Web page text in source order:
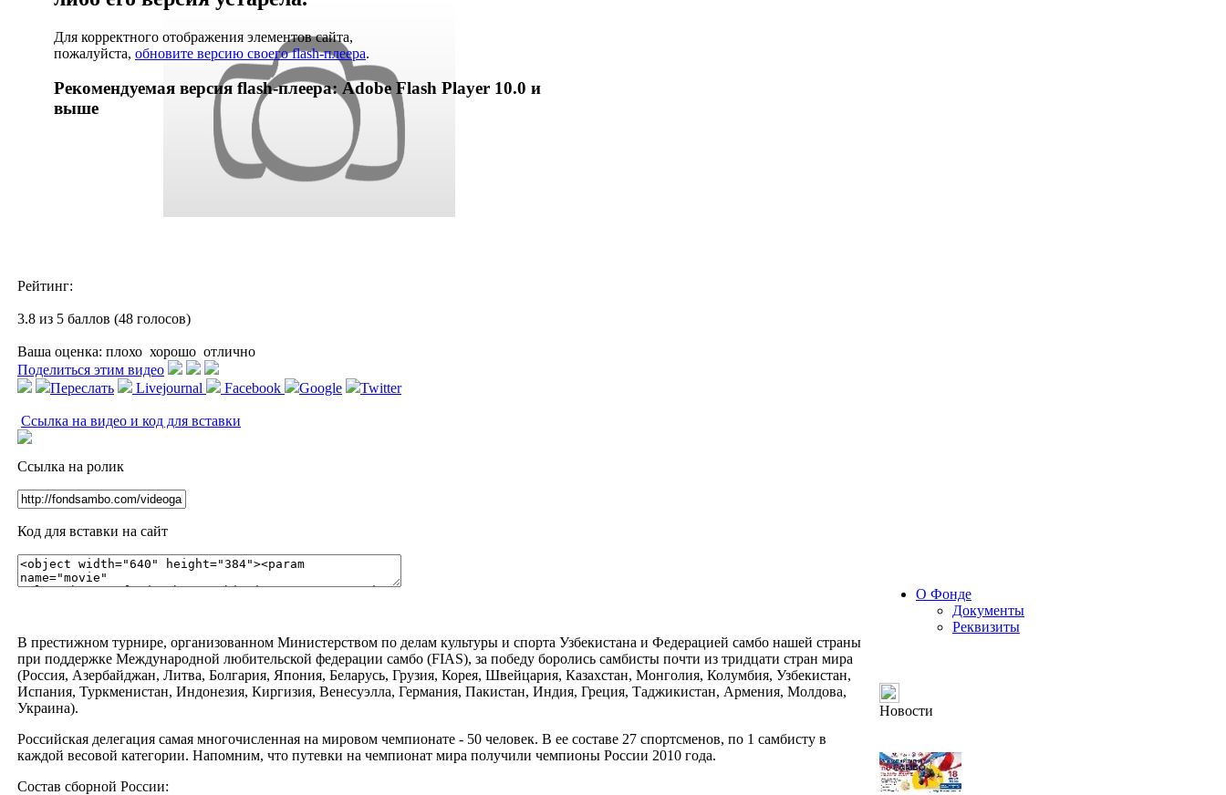
Для корректного отображения элементов сайта,
пожалуйста, обновите версию своего flash-плеера.
Рекомендуемая версия flash-плеера: Adobe Flash Player 10.0 и
выше
Рейтинг:
3.8 из 5 баллов (48 голосов)
Ваша оценка: плохо хорошо отлично
Поделиться этим видео
Переслать
Livejournal Facebook Google Twitter
Ссылка на видео и код для вставки
Ссылка на ролик
Код для вставки на сайт
В престижном турнире, организованном Министерством по делам культуры и спорта Узбекистана и Федерацией самбо нашей страны
при поддержке Международной любительской федерации самбо (FIAS), за победу боролись самбисты почти из тридцати стран мира
(Россия, Азербайджан, Литва, Болгария, Япония, Беларусь, Грузия, Корея, Швейцария, Казахстан, Монголия, Колумбия, Узбекистан,
Испания, Туркменистан, Индонезия, Киргизия, Венесуэлла, Германия, Пакистан, Индия, Греция, Таджикистан, Армения, Молдова,
Украина).
Российская делегация самая многочисленная на мировом чемпионате - 50 человек. В ее составе 27 спортсменов, по 1 самбисту в
каждой весовой категории. Напомним, что путевки на чемпионат мира получили чемпионы России 2010 года.
Состав сборной России:
О Фонде
Документы
Реквизиты
Новости